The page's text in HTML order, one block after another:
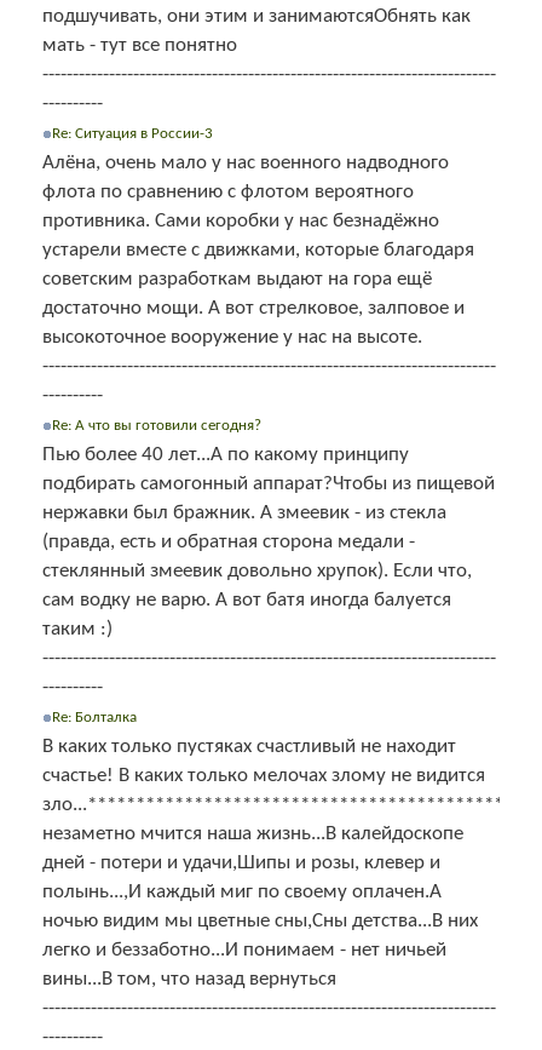
подшучивать, они этим и занимаютсяОбнять как
мать - тут все понятно
---------------------------------------------------------------------------
----------
Re: Ситуация в России-3
Алёна, очень мало у нас военного надводного
флота по сравнению с флотом вероятного
противника. Сами коробки у нас безнадёжно
устарели вместе с движками, которые благодаря
советским разработкам выдают на гора ещё
достаточно мощи. А вот стрелковое, залповое и
высокоточное вооружение у нас на высоте.
---------------------------------------------------------------------------
----------
Re: А что вы готовили сегодня?
Пью более 40 лет...А по какому принципу
подбирать самогонный аппарат?Чтобы из пищевой
нержавки был бражник. А змеевик - из стекла
(правда, есть и обратная сторона медали -
стеклянный змеевик довольно хрупок). Если что,
сам водку не варю. А вот батя иногда балуется
таким :)
---------------------------------------------------------------------------
----------
Re: Болталка
В каких только пустяках счастливый не находит
счастье! В каких только мелочах злому не видится
незаметно мчится наша жизнь...В калейдоскопе
дней - потери и удачи,Шипы и розы, клевер и
полынь...,И каждый миг по своему оплачен.А
ночью видим мы цветные сны,Сны детства...В них
легко и беззаботно...И понимаем - нет ничьей
вины...В том, что назад вернуться
---------------------------------------------------------------------------
----------